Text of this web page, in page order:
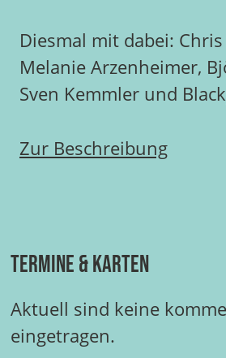
Diesmal mit dabei:
Melanie Arzenheimer,
Sven Kemmler und
Zur Beschreibung
Termine & Karten
Aktuell sind keine
eingetragen.